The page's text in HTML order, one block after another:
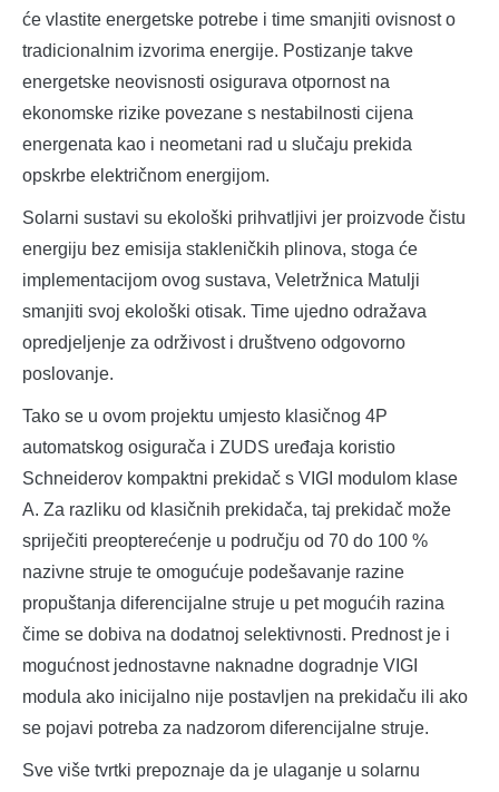
će vlastite energetske potrebe i time smanjiti ovisnost o
tradicionalnim izvorima energije. Postizanje takve
energetske neovisnosti osigurava otpornost na
ekonomske rizike povezane s nestabilnosti cijena
energenata kao i neometani rad u slučaju prekida
opskrbe električnom energijom.
Solarni sustavi su ekološki prihvatljivi jer proizvode čistu
energiju bez emisija stakleničkih plinova, stoga će
implementacijom ovog sustava, Veletržnica Matulji
smanjiti svoj ekološki otisak. Time ujedno odražava
opredjeljenje za održivost i društveno odgovorno
poslovanje.
Tako se u ovom projektu umjesto klasičnog 4P
automatskog osigurača i ZUDS uređaja koristio
Schneiderov kompaktni prekidač s VIGI modulom klase
A. Za razliku od klasičnih prekidača, taj prekidač može
spriječiti preopterećenje u području od 70 do 100 %
nazivne struje te omogućuje podešavanje razine
propuštanja diferencijalne struje u pet mogućih razina
čime se dobiva na dodatnoj selektivnosti. Prednost je i
mogućnost jednostavne naknadne dogradnje VIGI
modula ako inicijalno nije postavljen na prekidaču ili ako
se pojavi potreba za nadzorom diferencijalne struje.
Sve više tvrtki prepoznaje da je ulaganje u solarnu